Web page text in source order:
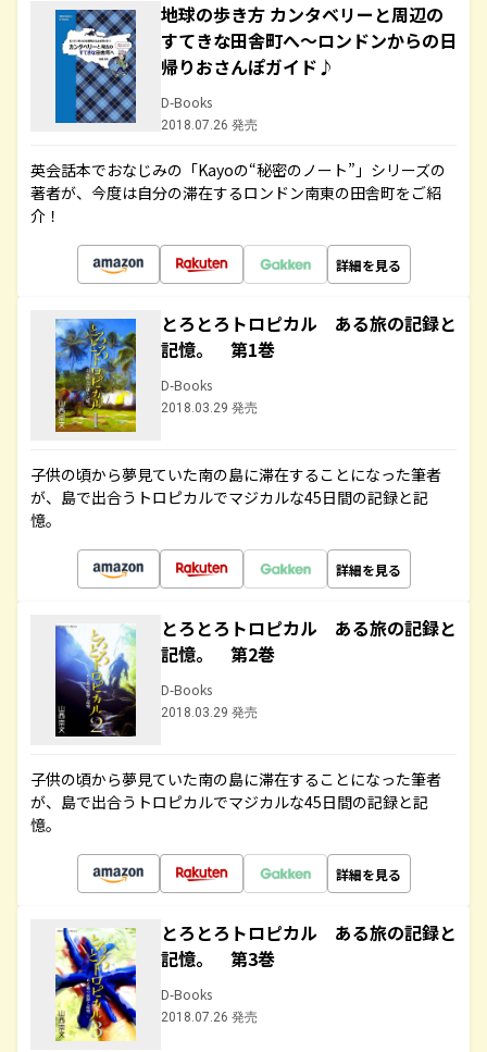
地球の歩き方 カンタベリーと周辺の
すてきな田舎町へ～ロンドンからの日
帰りおさんぽガイド♪
D-Books
2018.07.26 発売
英会話本でおなじみの「Kayoの“秘密のノート”」シリーズの
著者が、今度は自分の滞在するロンドン南東の田舎町をご紹
介！
詳細を見る
とろとろトロピカル ある旅の記録と
記憶。 第1巻
D-Books
2018.03.29 発売
子供の頃から夢見ていた南の島に滞在することになった筆者
が、島で出合うトロピカルでマジカルな45日間の記録と記
憶。
詳細を見る
とろとろトロピカル ある旅の記録と
記憶。 第2巻
D-Books
2018.03.29 発売
子供の頃から夢見ていた南の島に滞在することになった筆者
が、島で出合うトロピカルでマジカルな45日間の記録と記
憶。
詳細を見る
とろとろトロピカル ある旅の記録と
記憶。 第3巻
D-Books
2018.07.26 発売